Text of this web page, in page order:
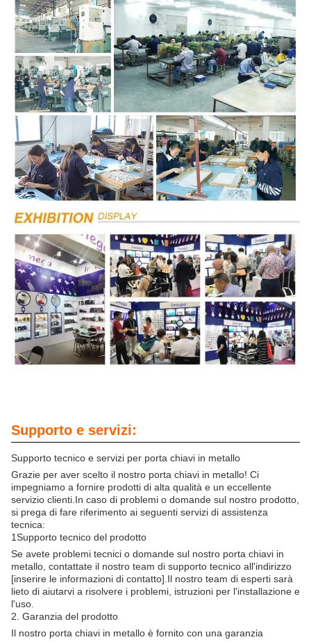
Supporto e servizi:
Supporto tecnico e servizi per porta chiavi in metallo
Grazie per aver scelto il nostro porta chiavi in metallo! Ci
impegniamo a fornire prodotti di alta qualità e un eccellente
servizio clienti.In caso di problemi o domande sul nostro prodotto,
si prega di fare riferimento ai seguenti servizi di assistenza
tecnica:
1Supporto tecnico del prodotto
Se avete problemi tecnici o domande sul nostro porta chiavi in
metallo, contattate il nostro team di supporto tecnico all'indirizzo
[inserire le informazioni di contatto].Il nostro team di esperti sarà
lieto di aiutarvi a risolvere i problemi, istruzioni per l'installazione e
l'uso.
2. Garanzia del prodotto
Il nostro porta chiavi in metallo è fornito con una garanzia